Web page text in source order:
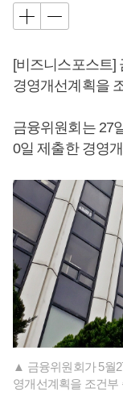
[비즈니스포스트]
경영개선계획을
금융위원회는 27
0일 제출한 경영
▲ 금융위원회가 5월
영개선계획을 조건부